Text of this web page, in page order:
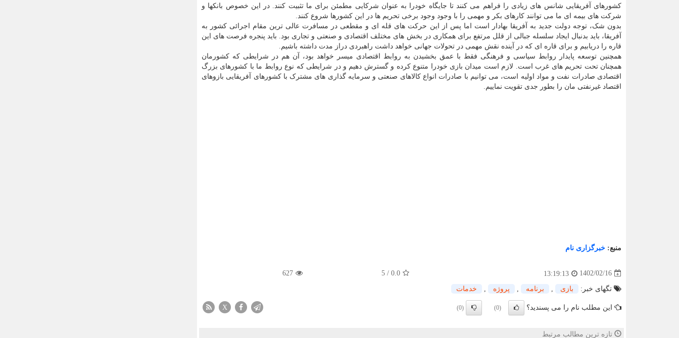
کشورهای آفریقایی شانس های زیادی را فراهم می کنند تا جایگاه خودرا به عنوان شرکایی مطمئن برای ما تثبیت کنند. در این خصوص بانکها و
شرکت های بیمه ای ما می توانند کارهای بکر و مهمی را با وجود وجود برخی تحریم ها در این کشورها شروع کنند.
بدون شک، توجه دولت جدید به آفریقا بهادار است اما پس از این حرکت های قله ای و مقطعی در مسافرت عالی ترین مقام اجرائی کشور به
آفریقا، باید بدنبال ایجاد سلسله جبالی از قلل مرتفع برای همکاری در بخش های مختلف اقتصادی و صنعتی و تجاری بود. باید پنجره فرصت های این
قاره را دریابیم و برای قاره ای که در آینده نقش مهمی در تحولات جهانی خواهد داشت راهبردی دراز مدت داشته باشیم.
همچنین توسعه پایدار روابط سیاسی و فرهنگی فقط با عمق بخشیدن به روابط اقتصادی میسر خواهد بود، آن هم در شرایطی که کشورمان
همچنان تحت تحریم های غرب است. لازم است میدان بازی خودرا متنوع کرده و گسترش دهیم و در شرایطی که نوع روابط ما با کشورهای بزرگ
اقتصادی صادرات نفت و مواد اولیه است، می توانیم با صادرات انواع کالاهای صنعتی و سرمایه گذاری های مشترک با کشورهای آفریقایی بازوهای
اقتصاد غیرنفتی مان را بطور جدی تقویت نماییم.
منبع: خبرگزاری نام
1402/02/16
13:19:13
0.0
/
5
627
تگهای خبر: بازی برنامه پروژه خدمات
این مطلب نام را می پسندید؟ (0)
(0)
X
تازه ترین مطالب مرتبط